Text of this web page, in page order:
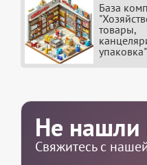
База
товары,
упаковка"
Не нашли
Свяжитесь с